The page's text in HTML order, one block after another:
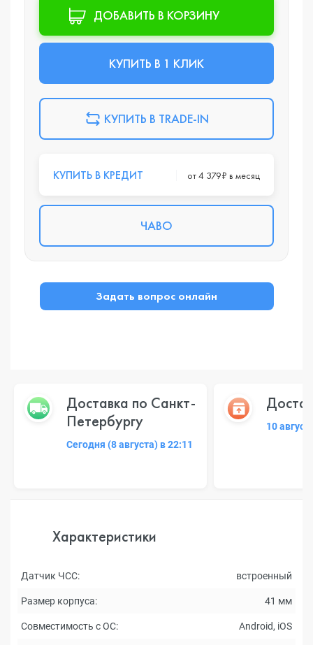
ДОБАВИТЬ В КОРЗИНУ
КУПИТЬ В 1 КЛИК
КУПИТЬ В TRADE-IN
КУПИТЬ В КРЕДИТ от 4 379₽ в месяц
ЧАВО
Задать вопрос онлайн
Доставка по Санкт-
Петербургу
Сегодня (8 августа) в 22:11
10
Характеристики
Датчик ЧСС: встроенный
Размер корпуса: 41 мм
Совместимость с ОС: Android, iOS